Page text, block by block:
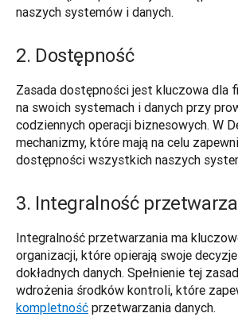
naszych systemów i danych.
2. Dostępność
Zasada dostępności jest kluczowa dla
na swoich systemach i danych przy
codziennych operacji biznesowych. W
mechanizmy, które mają na celu
dostępności wszystkich naszych
3. Integralność
Integralność przetwarzania ma
organizacji, które opierają swoje
dokładnych danych. Spełnienie tej
wdrożenia środków kontroli, które
kompletność przetwarzania danych.